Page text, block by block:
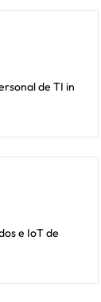
de TI in
e IoT de